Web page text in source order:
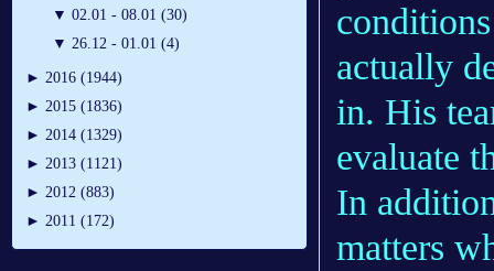
▼ 02.01 - 08.01 (30)
▼ 26.12 - 01.01 (4)
► 2016 (1944)
► 2015 (1836)
► 2014 (1329)
► 2013 (1121)
► 2012 (883)
► 2011 (172)
actually
in. His
evaluate
In
matters